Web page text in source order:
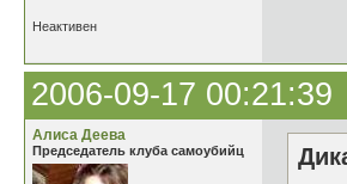
Неактивен
2006-09-17 00:21:39
Алиса Деева
Председатель клуба самоубийц